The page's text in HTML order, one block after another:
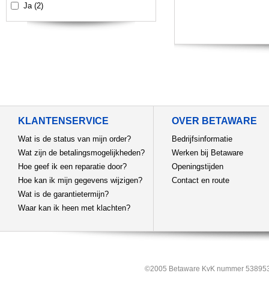
Ja (2)
KLANTENSERVICE
Wat is de status van mijn order?
Wat zijn de betalingsmogelijkheden?
Hoe geef ik een reparatie door?
Hoe kan ik mijn gegevens wijzigen?
Wat is de garantietermijn?
Waar kan ik heen met klachten?
OVER BETAWARE
Bedrijfsinformatie
Werken bij Betaware
Openingstijden
Contact en route
©2005 Betaware KvK nummer